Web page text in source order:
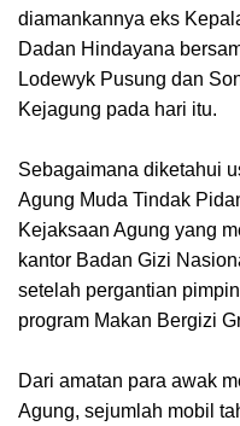
diamankannya eks
Dadan Hindayana
Lodewyk Pusung dan
Kejagung pada hari itu.
Sebagaimana diketahui
Agung Muda Tindak
Kejaksaan Agung yang
kantor Badan Gizi
setelah pergantian
program Makan Bergizi
Dari amatan para awak
Agung, sejumlah mobil